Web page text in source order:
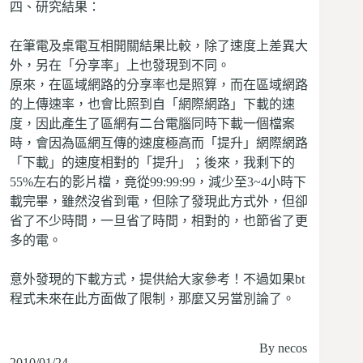
四、研究結果：
在筆電及桌電互相開關結果比較，除了速度上差異大
外，另在「分享率」上也發現到不同。
原來，在區域網路的分享率也是照算，而在區域網路
的上傳速率，也會比照到自「網際網路」下載的速
度，因此產生了區網有二台電腦同時下載一個檔案
時，會因為區網互傳的速度極高而「提升」網際網路
「下載」的速度相對的「提升」；後來，我剩下的
55%左右的影片檔，竟從99:99:99，減少至3~4小時下
載完畢，雖然沒省到電，但除了發現此方式外，但卻
省了不少時間，一旦省了時間，相對的，也節省了更
多的電。
意外發現的下載方式，提供給大家參考！不過如果bt
程式未來在此方面做了限制，那麼又另當別論了。
By necos